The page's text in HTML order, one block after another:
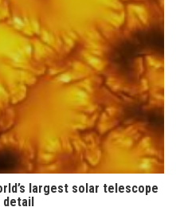
largest solar telescope